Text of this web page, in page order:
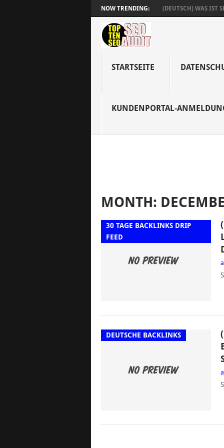
NOW TRENDING: (DEUTSCH) WAS IST
STARTSEITE
KUNDENPORTAL-
MONTH:
30 TAGE BACKLINKS DRIP
FEED
DEUTSCHE BACKLINKS